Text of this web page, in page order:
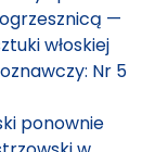
—
włoskiej
Nr 5
ponownie